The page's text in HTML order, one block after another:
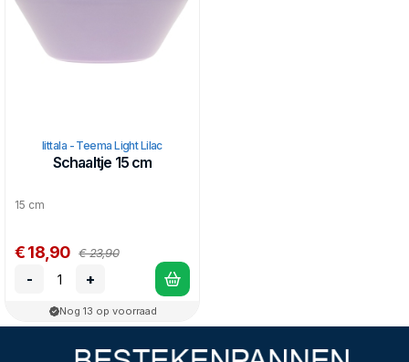
Iittala - Teema Light Lilac
Schaaltje 15 cm
15 cm
€ 18,90 € 23,90
- +
Nog 13 op voorraad